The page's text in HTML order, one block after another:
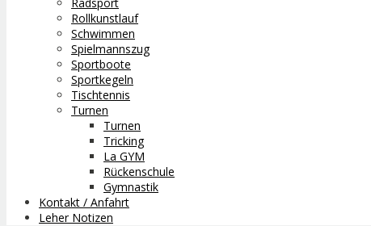
Rollkunstlauf
Schwimmen
Spielmannszug
Sportboote
Sportkegeln
Tischtennis
Turnen
Turnen
Tricking
La GYM
Rückenschule
Gymnastik
Kontakt / Anfahrt
Leher Notizen